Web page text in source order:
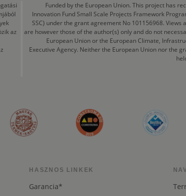
az
Funded by the European Union. This project has
Innovation Fund Small Scale Projects Framework
SSC) under the grant agreement No 101156968. Views
are however those of the author(s) only and do not
European Union or the European Climate,
Executive Agency. Neither the European Union nor the
HASZNOS LINKEK
Garancia*